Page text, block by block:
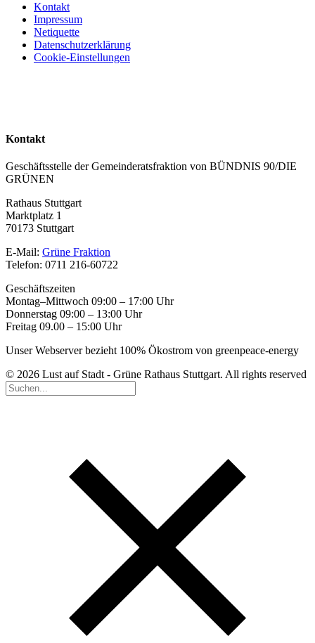
Kontakt
Impressum
Netiquette
Datenschutzerklärung
Cookie-Einstellungen
Kontakt
Geschäftsstelle der Gemeinderatsfraktion von BÜNDNIS 90/DIE
GRÜNEN
Rathaus Stuttgart
Marktplatz 1
70173 Stuttgart
E-Mail: Grüne Fraktion
Telefon: 0711 216-60722
Geschäftszeiten
Montag–Mittwoch 09:00 – 17:00 Uhr
Donnerstag 09:00 – 13:00 Uhr
Freitag 09.00 – 15:00 Uhr
Unser Webserver bezieht 100% Ökostrom von greenpeace-energy
© 2026 Lust auf Stadt - Grüne Rathaus Stuttgart. All rights reserved